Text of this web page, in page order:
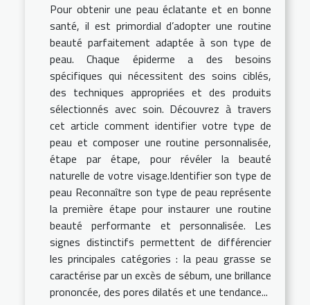
Pour obtenir une peau éclatante et en bonne
santé, il est primordial d’adopter une routine
beauté parfaitement adaptée à son type de
peau. Chaque épiderme a des besoins
spécifiques qui nécessitent des soins ciblés,
des techniques appropriées et des produits
sélectionnés avec soin. Découvrez à travers
cet article comment identifier votre type de
peau et composer une routine personnalisée,
étape par étape, pour révéler la beauté
naturelle de votre visage.Identifier son type de
peau Reconnaître son type de peau représente
la première étape pour instaurer une routine
beauté performante et personnalisée. Les
signes distinctifs permettent de différencier
les principales catégories : la peau grasse se
caractérise par un excès de sébum, une brillance
prononcée, des pores dilatés et une tendance...